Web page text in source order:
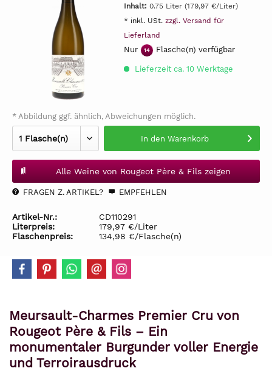
Inhalt: 0.75 Liter (179,97 €/Liter)
* inkl. USt. zzgl. Versand für
Lieferland
Nur 14 Flasche(n) verfügbar
Lieferzeit ca. 10 Werktage
* Abbildung ggf. ähnlich, Abweichungen möglich.
In den Warenkorb
Alle Weine von Rougeot Père & Fils zeigen
FRAGEN Z. ARTIKEL? EMPFEHLEN
Artikel-Nr.:
CD110291
Literpreis:
179,97 €/Liter
Flaschenpreis:
134,98 €/Flasche(n)
Meursault-Charmes Premier Cru von
Rougeot Père & Fils – Ein
monumentaler Burgunder voller Energie
und Terroirausdruck